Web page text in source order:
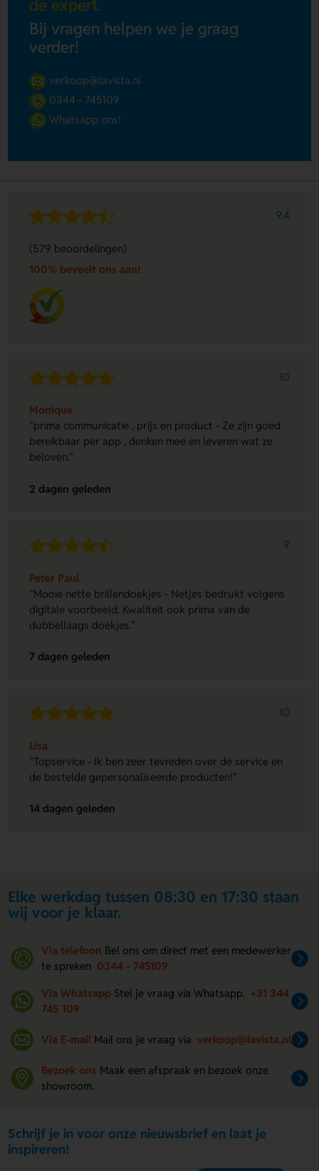
de expert.
Bij vragen helpen we je graag
verder!
verkoop@lavista.nl
0344 - 745109
Whatsapp ons!
9.4
(579 beoordelingen)
100% beveelt ons aan!
10
Monique
"prima communicatie , prijs en product - Ze zijn goed
bereikbaar per app , denken mee en leveren wat ze
beloven."
2 dagen geleden
9
Peter Paul
"Mooie nette brillendoekjes - Netjes bedrukt volgens
digitale voorbeeld. Kwaliteit ook prima van de
dubbellaags doekjes."
7 dagen geleden
10
Lisa
"Topservice - Ik ben zeer tevreden over de service en
de bestelde gepersonaliseerde producten!"
14 dagen geleden
Elke werkdag tussen 08:30 en 17:30 staan
wij voor je klaar.
Via telefoon Bel ons om direct met een medewerker
te spreken 0344 - 745109
Via Whatsapp Stel je vraag via Whatsapp. +31 344
745 109
Via E-mail Mail ons je vraag via verkoop@lavista.nl
Bezoek ons Maak een afspraak en bezoek onze
showroom.
Schrijf je in voor onze nieuwsbrief en laat je
inspireren!